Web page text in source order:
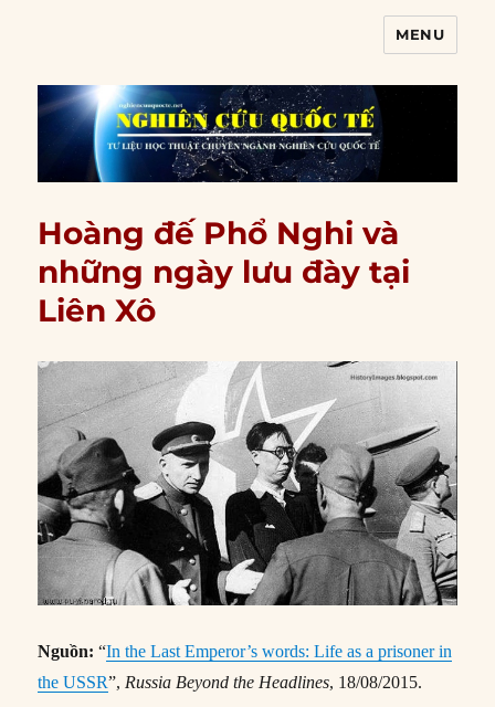
MENU
Hoàng đế Phổ Nghi và
những ngày lưu đày tại
Liên Xô
Nguồn: “In the Last Emperor’s words: Life as a prisoner in
the USSR”, Russia Beyond the Headlines, 18/08/2015.